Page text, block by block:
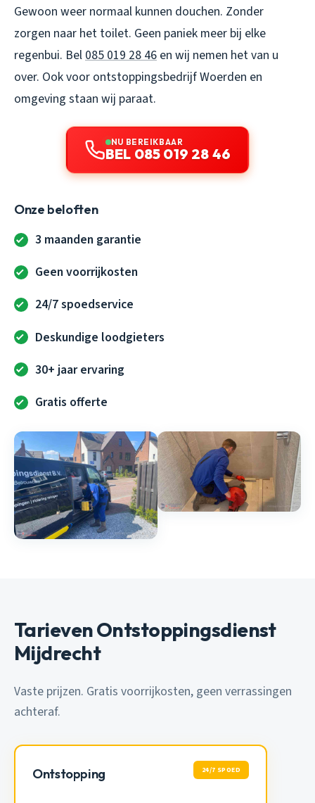
Gewoon weer normaal kunnen douchen. Zonder
zorgen naar het toilet. Geen paniek meer bij elke
regenbui. Bel085 019 28 46 en wij nemen het van u
over. Ook voor ontstoppingsbedrijf Woerden en
omgeving staan wij paraat.
NU BEREIKBAAR
BEL 085 019 28 46
Onze beloften
3 maanden garantie
Geen voorrijkosten
24/7 spoedservice
Deskundige loodgieters
30+ jaar ervaring
Gratis offerte
Tarieven Ontstoppingsdienst
Mijdrecht
Vaste prijzen. Gratis voorrijkosten, geen verrassingen
achteraf.
Ontstopping 24/7 SPOED